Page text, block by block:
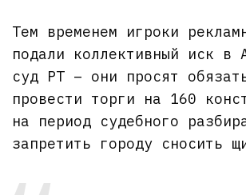
Тем временем игроки
подали коллективный иск в
суд РТ – они просят
провести торги на 160
на период судебного
запретить городу сносить